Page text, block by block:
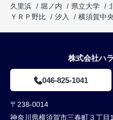
久里浜
堀ノ内 県立大学
ＹＲＰ野比
汐入 横須賀中央
株式会社ハ
046-825-1041
〒238-0014
神奈川県横須賀市三春町３丁目